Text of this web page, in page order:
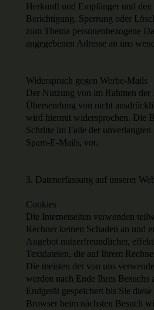
Herkunft und Empfänger und
Berichtigung, Sperrung oder
zum Thema personenbezogene
angegebenen Adresse an uns
Widerspruch gegen Werbe-Mails
Der Nutzung von im Rahmen
Übersendung von nicht
wird hiermit widersprochen. Die
Schritte im Falle der
Spam-E-Mails, vor.
3. Datenerfassung auf unserer
Cookies
Die Internetseiten verwenden
Rechner keinen Schaden an und
Angebot nutzerfreundlicher,
Textdateien, die auf Ihrem
Die meisten der von uns
werden nach Ende Ihres
Endgerät gespeichert bis Sie
Browser beim nächsten Besuch